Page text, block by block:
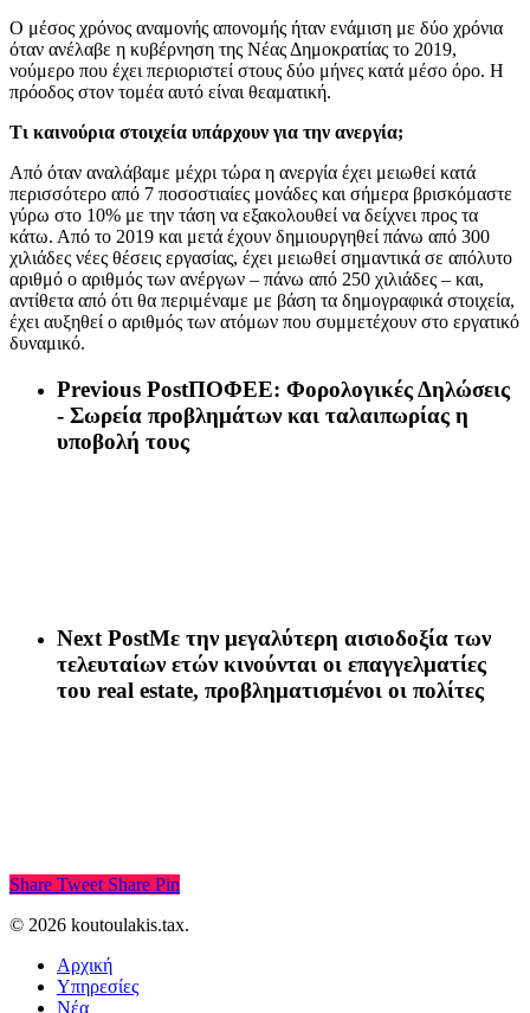
Ο μέσος χρόνος αναμονής απονομής ήταν ενάμιση με δύο χρόνια
όταν ανέλαβε η κυβέρνηση της Νέας Δημοκρατίας το 2019,
νούμερο που έχει περιοριστεί στους δύο μήνες κατά μέσο όρο. Η
πρόοδος στον τομέα αυτό είναι θεαματική.
Τι καινούρια στοιχεία υπάρχουν για την ανεργία;
Από όταν αναλάβαμε μέχρι τώρα η ανεργία έχει μειωθεί κατά
περισσότερο από 7 ποσοστιαίες μονάδες και σήμερα βρισκόμαστε
γύρω στο 10% με την τάση να εξακολουθεί να δείχνει προς τα
κάτω. Από το 2019 και μετά έχουν δημιουργηθεί πάνω από 300
χιλιάδες νέες θέσεις εργασίας, έχει μειωθεί σημαντικά σε απόλυτο
αριθμό ο αριθμός των ανέργων – πάνω από 250 χιλιάδες – και,
αντίθετα από ότι θα περιμέναμε με βάση τα δημογραφικά στοιχεία,
έχει αυξηθεί ο αριθμός των ατόμων που συμμετέχουν στο εργατικό
δυναμικό.
Previous PostΠΟΦΕΕ: Φορολογικές Δηλώσεις
- Σωρεία προβλημάτων και ταλαιπωρίας η
υποβολή τους
Next PostΜε την μεγαλύτερη αισιοδοξία των
τελευταίων ετών κινούνται οι επαγγελματίες
του real estate, προβληματισμένοι οι πολίτες
Share Tweet Share Pin
© 2026 koutoulakis.tax.
Αρχική
Υπηρεσίες
Νέα